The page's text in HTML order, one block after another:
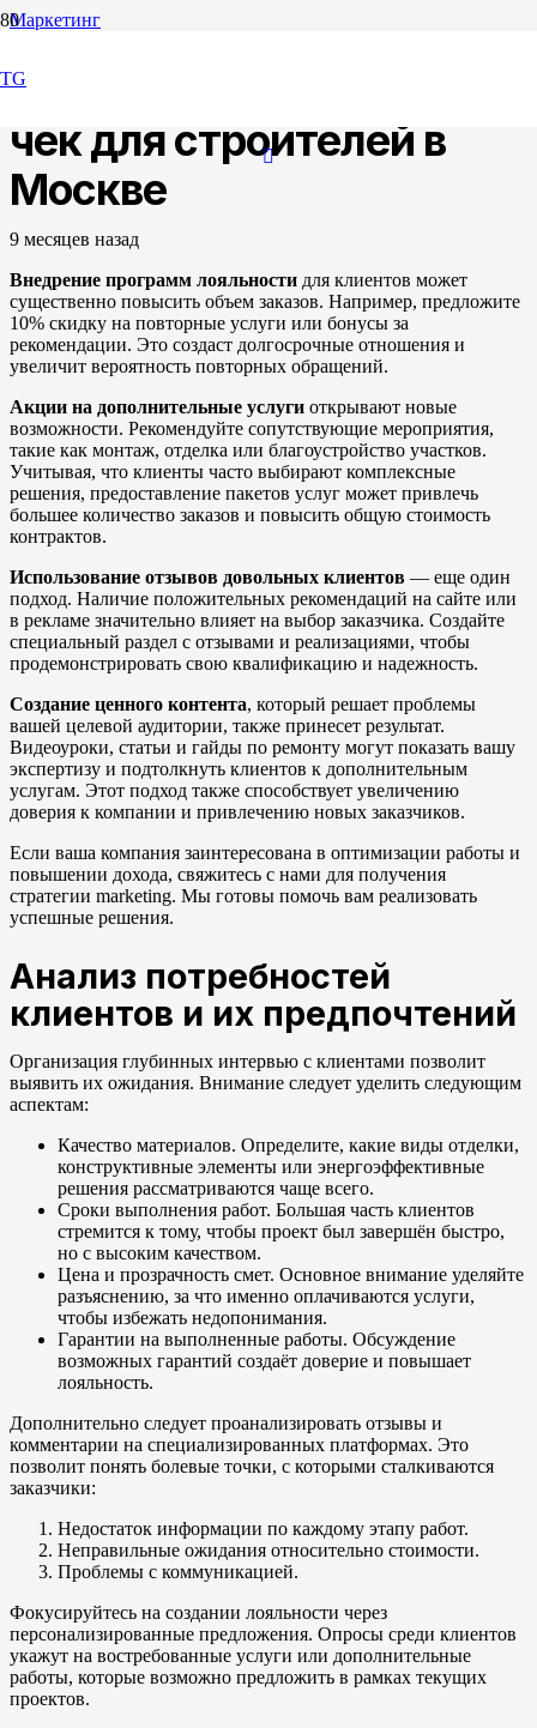
TG
Маркетинг
Как увеличить средний
чек для строителей в
Москве
9 месяцев назад
Внедрение программ лояльности для клиентов может
существенно повысить объем заказов. Например, предложите
10% скидку на повторные услуги или бонусы за
рекомендации. Это создаст долгосрочные отношения и
увеличит вероятность повторных обращений.
Акции на дополнительные услуги открывают новые
возможности. Рекомендуйте сопутствующие мероприятия,
такие как монтаж, отделка или благоустройство участков.
Учитывая, что клиенты часто выбирают комплексные
решения, предоставление пакетов услуг может привлечь
большее количество заказов и повысить общую стоимость
контрактов.
Использование отзывов довольных клиентов — еще один
подход. Наличие положительных рекомендаций на сайте или
в рекламе значительно влияет на выбор заказчика. Создайте
специальный раздел с отзывами и реализациями, чтобы
продемонстрировать свою квалификацию и надежность.
Создание ценного контента, который решает проблемы
вашей целевой аудитории, также принесет результат.
Видеоуроки, статьи и гайды по ремонту могут показать вашу
экспертизу и подтолкнуть клиентов к дополнительным
услугам. Этот подход также способствует увеличению
доверия к компании и привлечению новых заказчиков.
Если ваша компания заинтересована в оптимизации работы и
повышении дохода, свяжитесь с нами для получения
стратегии marketing. Мы готовы помочь вам реализовать
успешные решения.
Анализ потребностей
клиентов и их предпочтений
Организация глубинных интервью с клиентами позволит
выявить их ожидания. Внимание следует уделить следующим
аспектам:
Качество материалов. Определите, какие виды отделки,
конструктивные элементы или энергоэффективные
решения рассматриваются чаще всего.
Сроки выполнения работ. Большая часть клиентов
стремится к тому, чтобы проект был завершён быстро,
но с высоким качеством.
Цена и прозрачность смет. Основное внимание уделяйте
разъяснению, за что именно оплачиваются услуги,
чтобы избежать недопонимания.
Гарантии на выполненные работы. Обсуждение
возможных гарантий создаёт доверие и повышает
лояльность.
Дополнительно следует проанализировать отзывы и
комментарии на специализированных платформах. Это
позволит понять болевые точки, с которыми сталкиваются
заказчики:
Недостаток информации по каждому этапу работ.
Неправильные ожидания относительно стоимости.
Проблемы с коммуникацией.
Фокусируйтесь на создании лояльности через
персонализированные предложения. Опросы среди клиентов
укажут на востребованные услуги или дополнительные
работы, которые возможно предложить в рамках текущих
проектов.